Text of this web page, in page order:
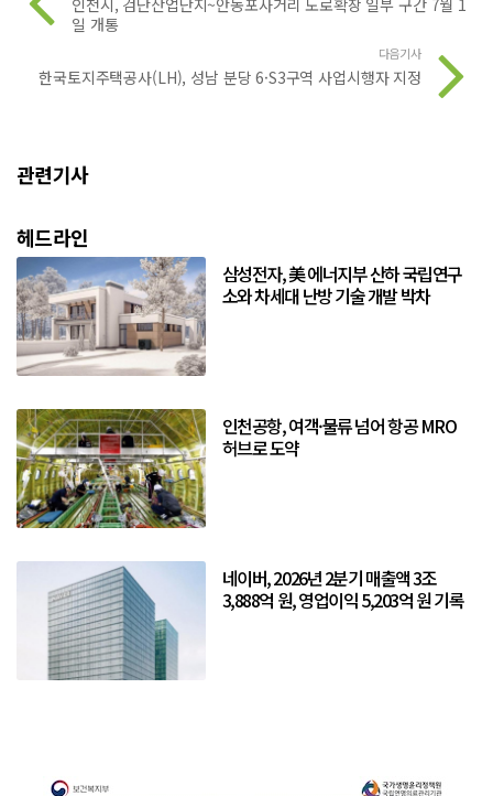
인천시, 검단산업단지~안동포사거리 도로확장 일부 구간 7월 1
일 개통
다음기사
한국토지주택공사(LH), 성남 분당 6·S3구역 사업시행자 지정
관련기사
헤드라인
삼성전자, 美 에너지부 산하 국립연구
소와 차세대 난방 기술 개발 박차
인천공항, 여객·물류 넘어 항공 MRO
허브로 도약
네이버, 2026년 2분기 매출액 3조
3,888억 원, 영업이익 5,203억 원 기록